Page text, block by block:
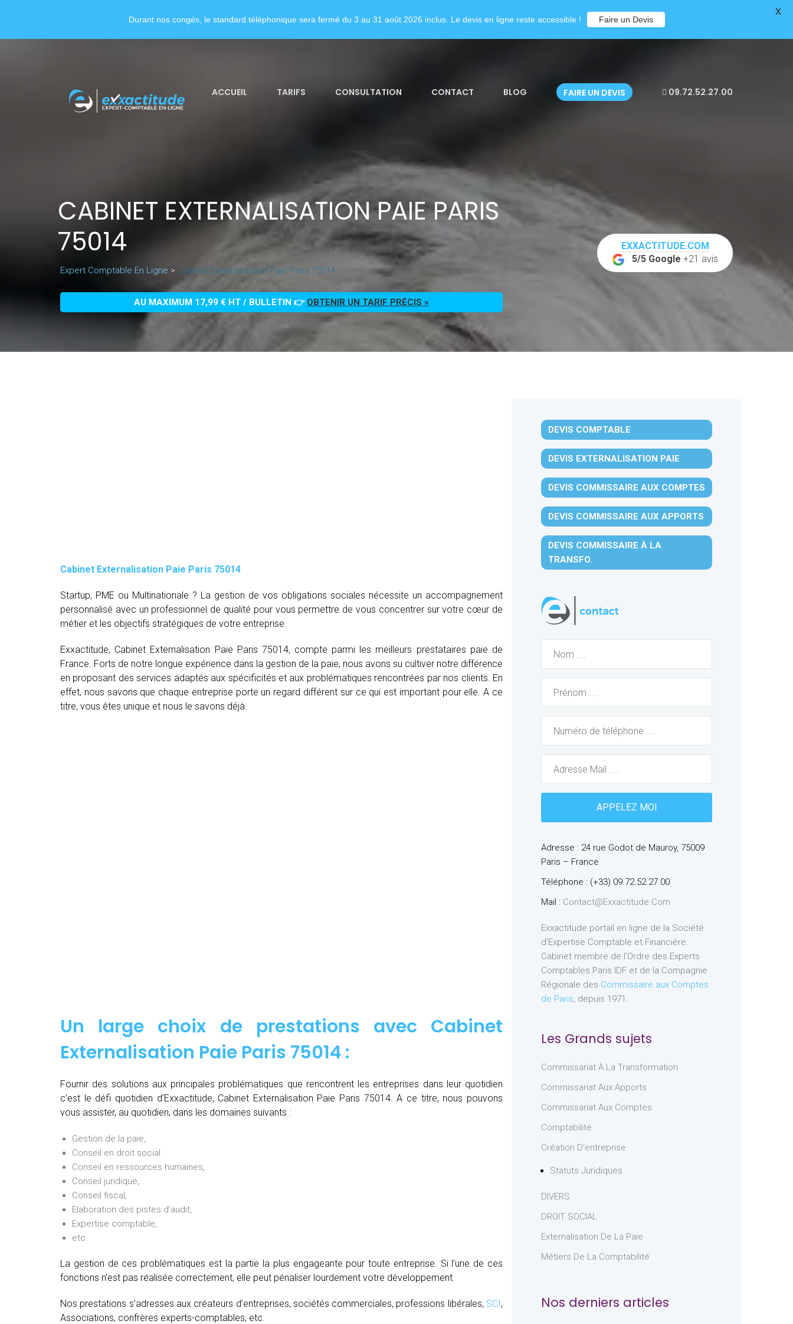
ACCUEIL TARIFS CONSULTATION CONTACT BLOG FAIRE UN DEVIS 09.72.52.27.00
CABINET EXTERNALISATION PAIE PARIS
75014
Expert Comptable En Ligne > Cabinet Externalisation Paie Paris 75014
AU MAXIMUM 17,99 € HT / BULLETIN 👉 OBTENIR UN TARIF PRÉCIS »
EXXACTITUDE.COM
5/5 Google +21 avis
Cabinet Externalisation Paie Paris 75014
Startup, PME ou Multinationale ? La gestion de vos obligations sociales nécessite un accompagnement
personnalisé avec un professionnel de qualité pour vous permettre de vous concentrer sur votre cœur de
métier et les objectifs stratégiques de votre entreprise.
Exxactitude, Cabinet Externalisation Paie Paris 75014, compte parmi les meilleurs prestataires paie de
France. Forts de notre longue expérience dans la gestion de la paie, nous avons su cultiver notre différence
en proposant des services adaptés aux spécificités et aux problématiques rencontrées par nos clients. En
effet, nous savons que chaque entreprise porte un regard différent sur ce qui est important pour elle. A ce
titre, vous êtes unique et nous le savons déjà.
Un large choix de prestations avec Cabinet
Externalisation Paie Paris 75014 :
Fournir des solutions aux principales problématiques que rencontrent les entreprises dans leur quotidien
c’est le défi quotidien d’Exxactitude, Cabinet Externalisation Paie Paris 75014. A ce titre, nous pouvons
vous assister, au quotidien, dans les domaines suivants :
Gestion de la paie,
Conseil en droit social
Conseil en ressources humaines,
Conseil juridique,
Conseil fiscal,
Elaboration des pistes d’audit,
Expertise comptable,
etc.
La gestion de ces problématiques est la partie la plus engageante pour toute entreprise. Si l’une de ces
fonctions n’est pas réalisée correctement, elle peut pénaliser lourdement votre développement.
Nos prestations s’adresses aux créateurs d’entreprises, sociétés commerciales, professions libérales, SCI,
Associations, confrères experts-comptables, etc.
DEVIS COMPTABLE
DEVIS EXTERNALISATION PAIE
DEVIS COMMISSAIRE AUX COMPTES
DEVIS COMMISSAIRE AUX APPORTS
DEVIS COMMISSAIRE À LA
TRANSFO.
Adresse : 24 rue Godot de Mauroy, 75009
Paris – France
Téléphone : (+33) 09.72.52.27.00
Mail : Contact@exxactitude.com
Exxactitude portail en ligne de la Société
d’Expertise Comptable et Financière.
Cabinet membre de l’Ordre des Experts
Comptables Paris IDF et de la Compagnie
Régionale des Commissaire aux Comptes
de Paris, depuis 1971.
Les Grands sujets
Commissariat À La Transformation
Commissariat Aux Apports
Commissariat Aux Comptes
Comptabilité
Création D'entreprise
Statuts Juridiques
DIVERS
DROIT SOCIAL
Externalisation De La Paie
Métiers De La Comptabilité
Nos derniers articles
Durant nos congés, le standard téléphonique sera fermé du 3 au 31 août 2026 inclus. Le devis en ligne reste accessible ! Faire un Devis
X